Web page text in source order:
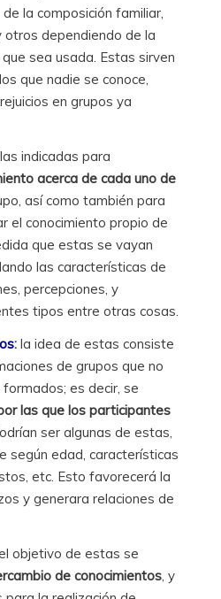
la composición familiar,
otros dependiendo de la
sea usada. Estas sirven
que nadie se conoce,
en grupos ya
indicadas para
acerca de cada uno de
así como también para
el conocimiento propio de
que estas se vayan
las características de
percepciones, y
tipos entre otras cosas.
:la idea de estas consiste
de grupos que no
es decir, se
las que los participantes
ser algunas de estas,
según edad, características
etc. Esto favorecerá la
y generara relaciones de
objetivo de estas se
de conocimientos , y